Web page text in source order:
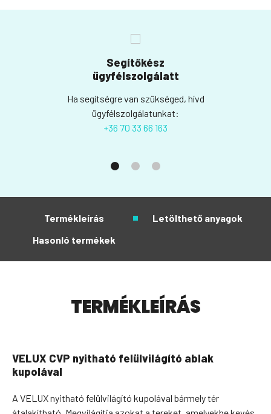
Segítőkész
ügyfélszolgálatt
Ha segítségre van szükséged, hívd
ügyfélszolgálatunkat:
+36 70 33 66 163
Termékleírás
Letölthető anyagok
Hasonló termékek
TERMÉKLEÍRÁS
VELUX CVP nyitható felülvilágító ablak
kupolával
A VELUX nyitható felülvilágító kupolával bármely tér